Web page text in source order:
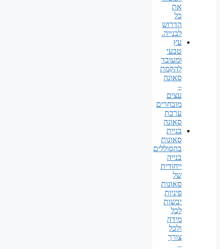
את
כל
הדרוש
לבנייה.
עץ
טבעי
ומעובד
להקמת
סאונה
–
עצים
מובחרים
ערכת
סאונה
בניית
סאונות
בהסוללים
בנייה
ייחודית
של
סאונות
פיניות
יבשות
לכל
מידה
ולכל
צורך
–